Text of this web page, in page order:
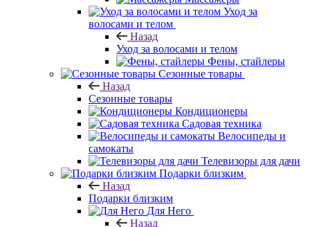
Уход за
волосами и телом
Назад
Уход за волосами и телом
Фены, стайлеры
Сезонные товары
Назад
Сезонные товары
Кондиционеры
Садовая техника
Велосипеды и
самокаты
Телевизоры для дачи
Подарки близким
Назад
Подарки близким
Для Него
Назад